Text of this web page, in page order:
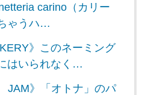
carino（カリー
ゃうハ…
》このネーミング
はいられなく…
JAM》「オトナ」のパ